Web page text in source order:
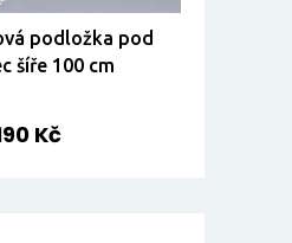
podložka pod
šíře 100 cm
Kč